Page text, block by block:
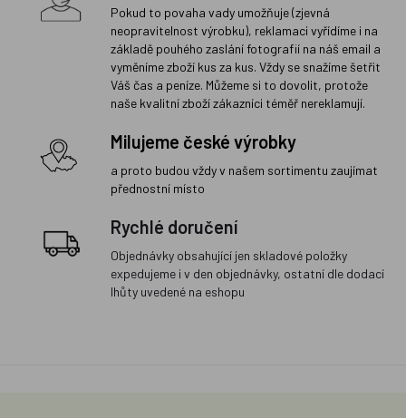
Pokud to povaha vady umožňuje (zjevná
neopravitelnost výrobku), reklamaci vyřídíme i na
základě pouhého zaslání fotografií na náš email a
vyměníme zboží kus za kus. Vždy se snažíme šetřit
Váš čas a peníze. Můžeme si to dovolit, protože
naše kvalitní zboží zákazníci téměř nereklamují.
Milujeme české výrobky
a proto budou vždy v našem sortimentu zaujímat
přednostní místo
Rychlé doručení
Objednávky obsahující jen skladové položky
expedujeme i v den objednávky, ostatní dle dodací
lhůty uvedené na eshopu